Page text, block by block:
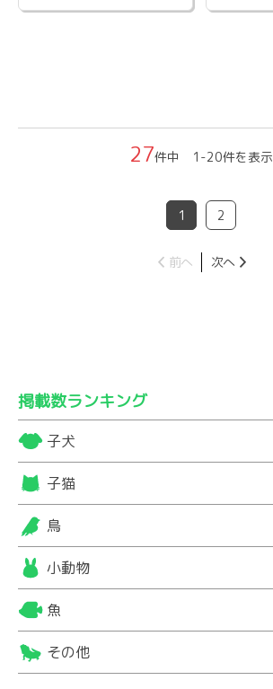
27件中 1-20件を表示
1 2
前へ 次へ
掲載数ランキング
子犬
子猫
鳥
小動物
魚
その他